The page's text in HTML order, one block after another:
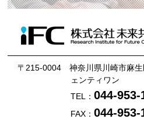
〒215-0004 神奈川県川崎市麻
ェンティワン
TEL：044-953-
FAX：044-953-